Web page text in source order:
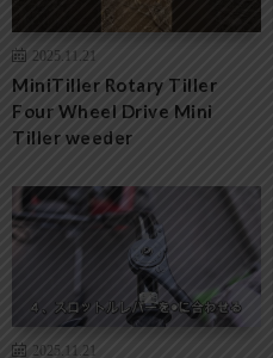
2025.11.21
MiniTiller Rotary Tiller
Four Wheel Drive Mini
Tiller weeder
2025.11.21